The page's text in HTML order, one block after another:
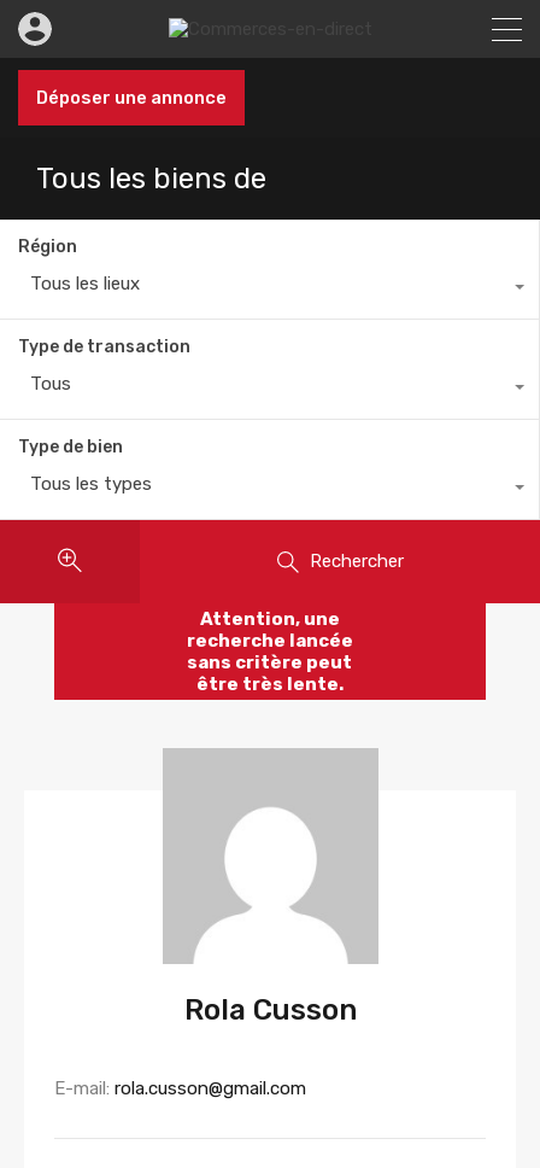
Déposer une annonce
Tous les biens de
Région
Tous les lieux
Type de transaction
Tous
Type de bien
Tous les types
Rechercher
Attention, une
recherche lancée
sans critère peut
être très lente.
Rola Cusson
E-mail: rola.cusson@gmail.com